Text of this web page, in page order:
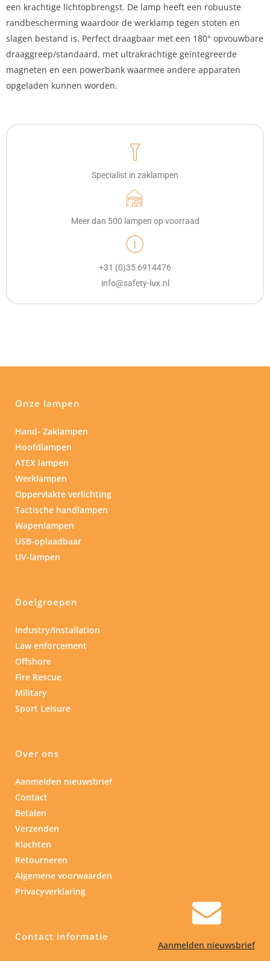
Aanmelden nieuwsbrief
een krachtige lichtopbrengst. De lamp heeft een robuuste
randbescherming waardoor de werklamp tegen stoten en
slagen bestand is. Perfect draagbaar met een 180° opvouwbare
draaggreep/standaard, met ultrakrachtige geïntegreerde
magneten en een powerbank waarmee andere apparaten
opgeladen kunnen worden.
Specialist in zaklampen
Meer dan 500 lampen op voorraad
+31 (0)35 6914476
info@safety-lux.nl
Onze lampen
Hand- Zaklampen
Hoofdlampen
ATEX lampen
Werklampen
Oppervlakte verlichting
Tactische handlampen
Wapenlampen
USB-oplaadbaar
UV-lampen
Doelgroepen
Industry/Installation
Law enforcement
Offshore
Fire Rescue
Military
Sport Leisure
Over ons
Aanmelden nieuwsbrief
Contact
Betalen
Verzenden
Klachten
Retourneren
Algemene voorwaarden
Privacyverklaring
Contact informatie